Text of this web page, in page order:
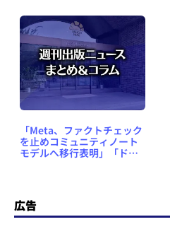
「Meta、ファクトチェック
を止めコミュニティノート
モデルへ移行表明」「ドラ
ースまとめ＆コラム
#648（2025年1月5日～11
日）
広告